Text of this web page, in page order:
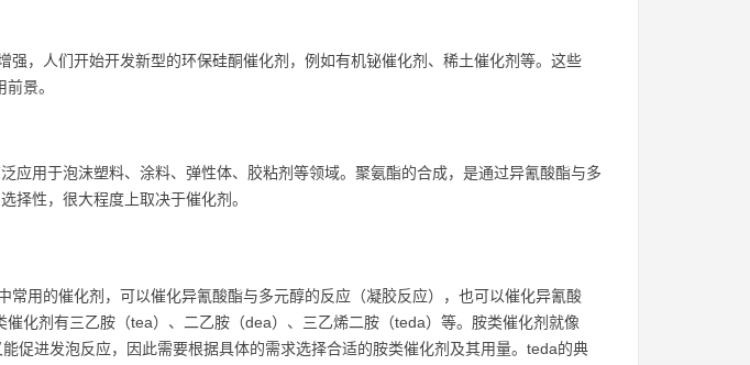
强，人们开始开发新型的环保硅酮催化剂，例如有机铋催化剂、稀土催化剂等。这些
景。
应用于泡沫塑料、涂料、弹性体、胶粘剂等领域。聚氨酯的合成，是通过异氰酸酯与多
择性，很大程度上取决于催化剂。
常用的催化剂，可以催化异氰酸酯与多元醇的反应（凝胶反应），也可以催化异氰酸
化剂有三乙胺（tea）、二乙胺（dea）、三乙烯二胺（teda）等。胺类催化剂就像
促进发泡反应，因此需要根据具体的需求选择合适的胺类催化剂及其用量。teda的典